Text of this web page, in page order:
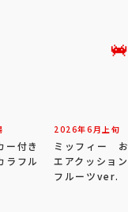
付き
ラフル
2026年6 月 上旬
ミッフィー
エアクッショ
フルーツver.